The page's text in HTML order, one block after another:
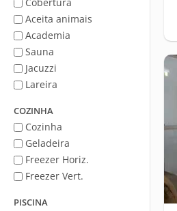
Aceita animais
Academia
Sauna
Jacuzzi
Lareira
COZINHA
Cozinha
Geladeira
Freezer Horiz.
Freezer Vert.
PISCINA